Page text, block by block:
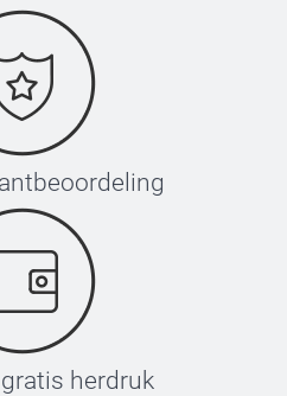
herdruk